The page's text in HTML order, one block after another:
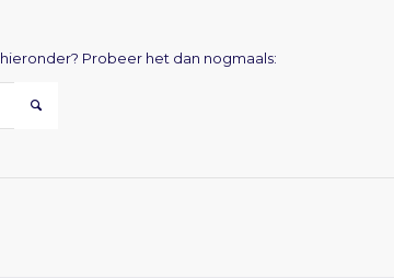
Probeer het dan nogmaals: